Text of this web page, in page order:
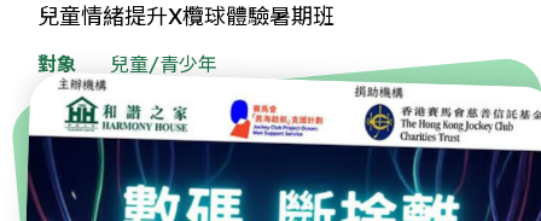
兒童情緒提升X欖球體驗暑期班
對象 兒童/青少年